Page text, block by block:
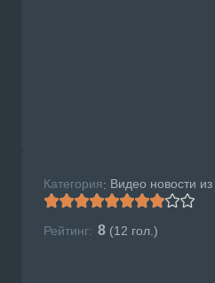
Категория: Видео новости
Рейтинг: 8 (12 гол.)